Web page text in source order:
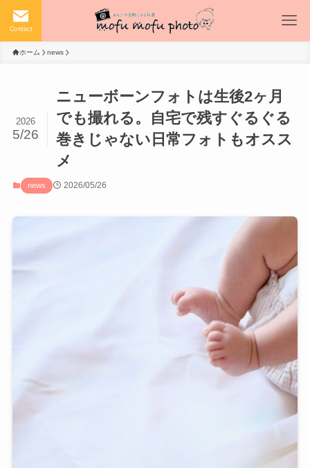
Contact
ホーム news
ニューボーンフォトは生後2ヶ月
でも撮れる。自宅で残すぐるぐる
巻きじゃない日常フォトもオスス
メ
2026
5/26
news 2026/05/26